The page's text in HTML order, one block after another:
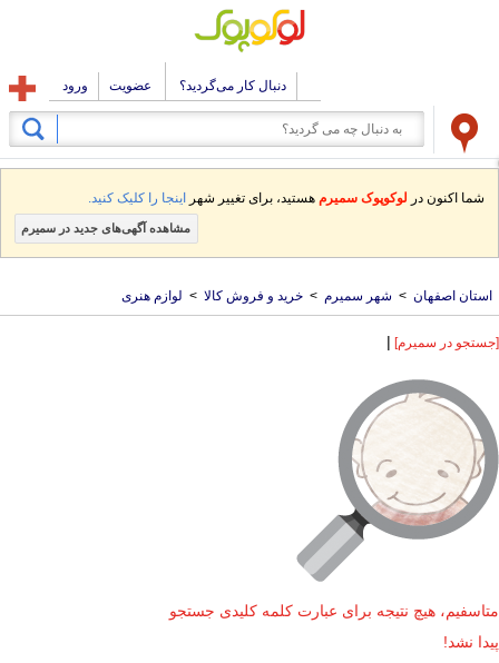
دنبال کار می‌گردید؟ عضویت ورود
شما اکنون در لوکوپوک سمیرم هستید، برای تغییر شهر اینجا را کلیک کنید.
مشاهده آگهی‌های جدید در سمیرم
استان اصفهان > شهر سمیرم > خرید و فروش کالا > لوازم هنری
[جستجو در سمیرم] |
متاسفیم، هیچ نتیجه برای عبارت کلمه کلیدی جستجو
پیدا نشد!